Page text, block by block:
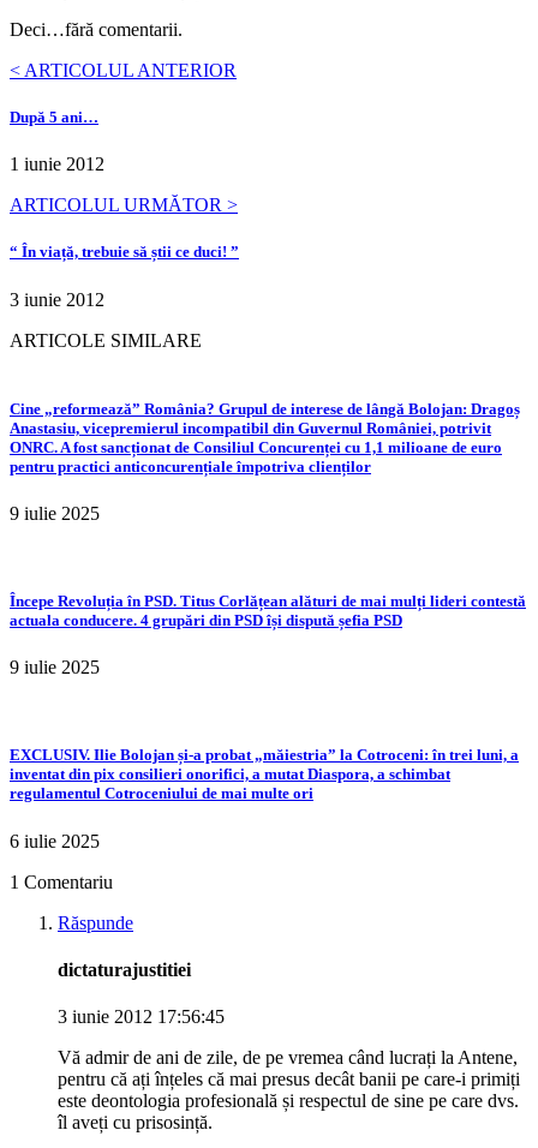
Deci…fără comentarii.
< ARTICOLUL ANTERIOR
După 5 ani…
1 iunie 2012
ARTICOLUL URMĂTOR >
“ În viață, trebuie să știi ce duci! ”
3 iunie 2012
ARTICOLE SIMILARE
Cine „reformează” România? Grupul de interese de lângă Bolojan: Dragoș
Anastasiu, vicepremierul incompatibil din Guvernul României, potrivit
ONRC. A fost sancționat de Consiliul Concurenței cu 1,1 milioane de euro
pentru practici anticoncurențiale împotriva clienților
9 iulie 2025
Începe Revoluția în PSD. Titus Corlățean alături de mai mulți lideri contestă
actuala conducere. 4 grupări din PSD își dispută șefia PSD
9 iulie 2025
EXCLUSIV. Ilie Bolojan și-a probat „măiestria” la Cotroceni: în trei luni, a
inventat din pix consilieri onorifici, a mutat Diaspora, a schimbat
regulamentul Cotroceniului de mai multe ori
6 iulie 2025
1 Comentariu
Răspunde
dictaturajustitiei
3 iunie 2012 17:56:45
Vă admir de ani de zile, de pe vremea când lucrați la Antene,
pentru că ați înțeles că mai presus decât banii pe care-i primiți
este deontologia profesională și respectul de sine pe care dvs.
îl aveți cu prisosință.